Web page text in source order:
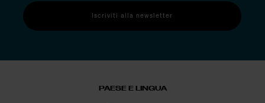
Iscriviti alla newsletter
PAESE E LINGUA